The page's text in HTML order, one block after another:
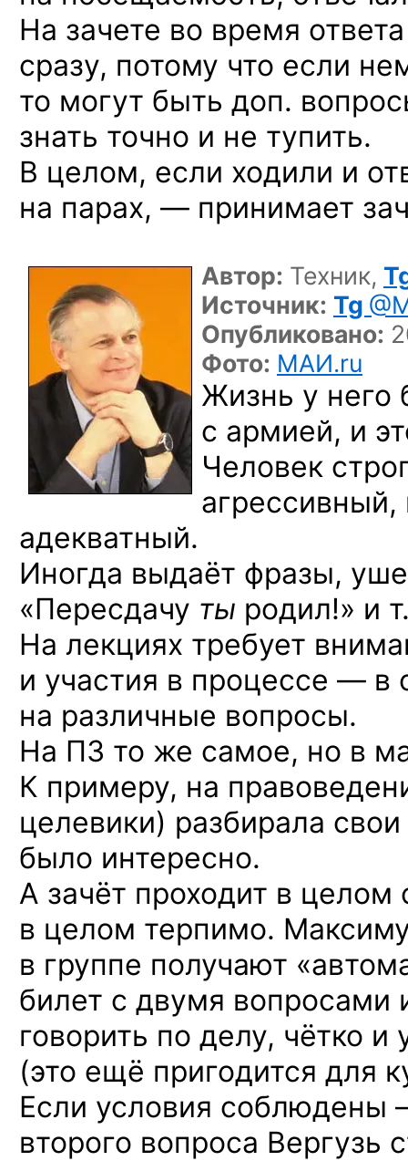
На зачете во время
сразу, потому что если
то могут быть доп.
знать точно и не тупить.
В целом, если ходили и
на парах, — принимает
Автор: Техник,
Источник: Tg
Опубликовано:
Фото: МАИ.ru
Жизнь у него
с армией, и
Человек
адекватный.
Иногда выдаёт фразы,
«Пересдачу ты родил!» и
На лекциях требует
и участия в процессе — в
на различные вопросы.
На ПЗ то же самое, но в
К примеру, на
целевики) разбирала
было интересно.
А зачёт проходит в
в целом терпимо.
в группе получают
билет с двумя
говорить по делу, чётко
(это ещё пригодится для
Если условия соблюдены
второго вопроса Вергузь